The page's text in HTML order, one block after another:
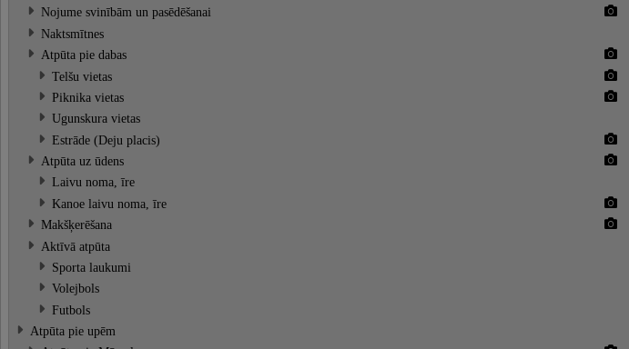
Nojume svinībām un pasēdēšanai
Naktsmītnes
Atpūta pie dabas
Telšu vietas
Piknika vietas
Ugunskura vietas
Estrāde (Deju placis)
Atpūta uz ūdens
Laivu noma, īre
Kanoe laivu noma, īre
Makšķerēšana
Aktīvā atpūta
Sporta laukumi
Volejbols
Futbols
Atpūta pie upēm